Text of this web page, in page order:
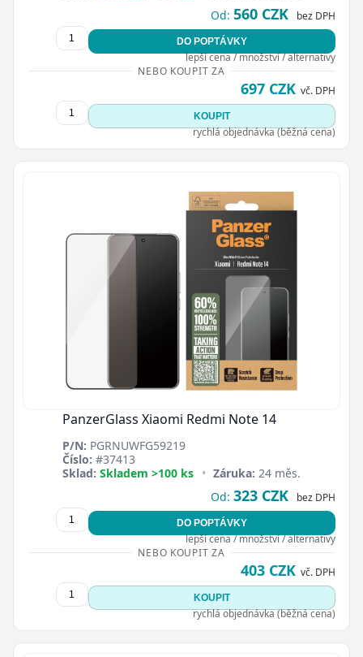
Od: 560 CZK bez DPH
DO POPTÁVKY
lepší cena / množství / alternativy
NEBO KOUPIT ZA
697 CZK vč. DPH
KOUPIT
rychlá objednávka (běžná cena)
PanzerGlass Xiaomi Redmi Note 14
P/N: PGRNUWFG59219
Číslo: #37413
Sklad: Skladem >100 ks • Záruka: 24 měs.
Od: 323 CZK bez DPH
DO POPTÁVKY
lepší cena / množství / alternativy
NEBO KOUPIT ZA
403 CZK vč. DPH
KOUPIT
rychlá objednávka (běžná cena)